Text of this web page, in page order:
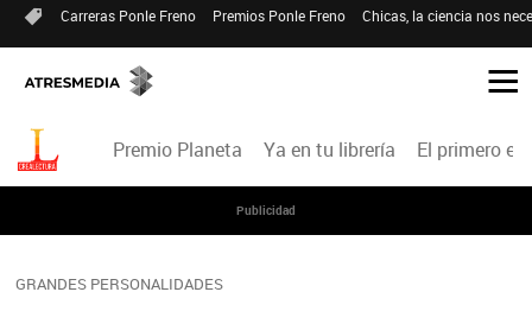
Carreras Ponle Freno Premios Ponle Freno Chicas, la ciencia nos
Premio Planeta Ya en tu librería El primero en
Publicidad
GRANDES PERSONALIDADES